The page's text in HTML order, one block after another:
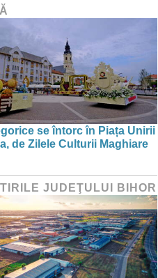
se întorc în Piața Unirii
de Zilele Culturii Maghiare
JUDEŢULUI BIHOR